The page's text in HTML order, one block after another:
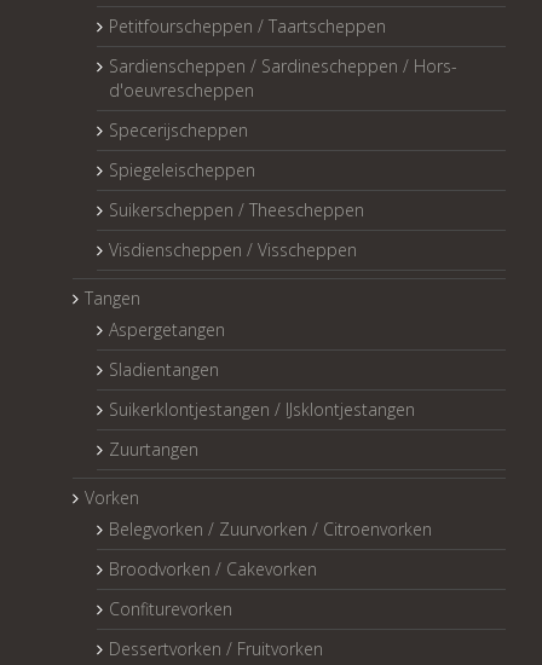
Petitfourscheppen / Taartscheppen
Sardienscheppen / Sardinescheppen / Hors-
d'oeuvrescheppen
Specerijscheppen
Spiegeleischeppen
Suikerscheppen / Theescheppen
Visdienscheppen / Visscheppen
Tangen
Aspergetangen
Sladientangen
Suikerklontjestangen / IJsklontjestangen
Zuurtangen
Vorken
Belegvorken / Zuurvorken / Citroenvorken
Broodvorken / Cakevorken
Confiturevorken
Dessertvorken / Fruitvorken